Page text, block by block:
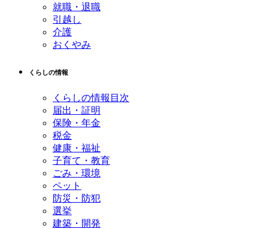
就職・退職
引越し
介護
おくやみ
くらしの情報
くらしの情報目次
届出・証明
保険・年金
税金
健康・福祉
子育て・教育
ごみ・環境
ペット
防災・防犯
選挙
建築・開発